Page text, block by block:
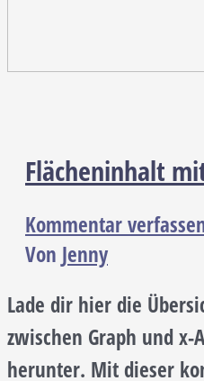
Flächeninhalt
Kommentar
Von Jenny
Lade dir hier die
zwischen Graph und x-
herunter. Mit dieser